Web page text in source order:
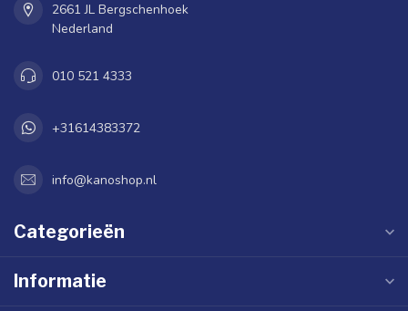
2661 JL Bergschenhoek
Nederland
010 521 4333
+31614383372
info@kanoshop.nl
Categorieën
Informatie